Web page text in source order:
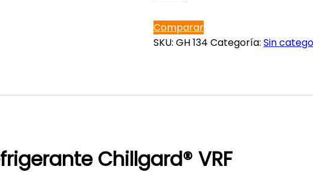
fugas
de
cantidad
Comparar
SKU: GH 134 Categoría: Sin
Chillgard® VRF